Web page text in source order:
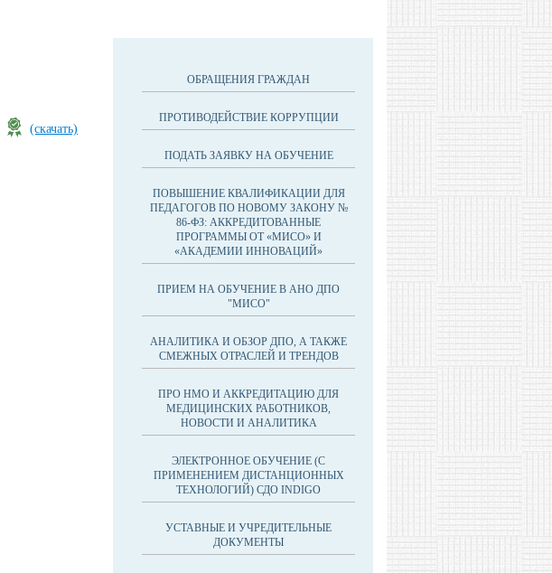
(скачать)
ОБРАЩЕНИЯ ГРАЖДАН
ПРОТИВОДЕЙСТВИЕ КОРРУПЦИИ
ПОДАТЬ ЗАЯВКУ НА ОБУЧЕНИЕ
ПОВЫШЕНИЕ КВАЛИФИКАЦИИ ДЛЯ
ПЕДАГОГОВ ПО НОВОМУ ЗАКОНУ №
86-ФЗ: АККРЕДИТОВАННЫЕ
ПРОГРАММЫ ОТ «МИСО» И
«АКАДЕМИИ ИННОВАЦИЙ»
ПРИЕМ НА ОБУЧЕНИЕ В АНО ДПО
"МИСО"
АНАЛИТИКА И ОБЗОР ДПО, А ТАКЖЕ
СМЕЖНЫХ ОТРАСЛЕЙ И ТРЕНДОВ
ПРО НМО И АККРЕДИТАЦИЮ ДЛЯ
МЕДИЦИНСКИХ РАБОТНИКОВ,
НОВОСТИ И АНАЛИТИКА
ЭЛЕКТРОННОЕ ОБУЧЕНИЕ (С
ПРИМЕНЕНИЕМ ДИСТАНЦИОННЫХ
ТЕХНОЛОГИЙ) СДО INDIGO
УСТАВНЫЕ И УЧРЕДИТЕЛЬНЫЕ
ДОКУМЕНТЫ